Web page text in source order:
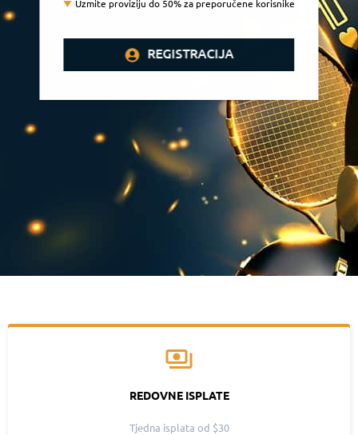
Uzmite proviziju do 50% za preporučene korisnike
REGISTRACIJA
REDOVNE ISPLATE
Tjedna isplata od $30